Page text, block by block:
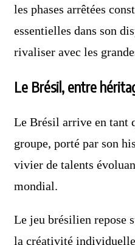
les phases arrêtées
essentielles dans son
rivaliser avec les
Le Brésil, entre
Le Brésil arrive en tant
groupe, porté par son
vivier de talents
mondial.
Le jeu brésilien repose
la créativité